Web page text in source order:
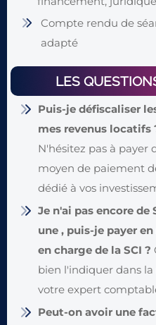
Compte rendu de
adapté
LES
Puis-je défiscaliser
mes revenus locatifs
N'hésitez pas à payer
moyen de paiement
dédié à vos
Je n'ai pas encore de
une , puis-je payer
en charge de la SCI ?
bien l'indiquer dans
votre expert
Peut-on avoir une